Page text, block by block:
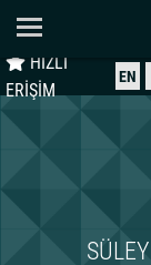
HIZLI
ERİŞİM
EN
ÜNİVERSİTEMİZ
İDARİ